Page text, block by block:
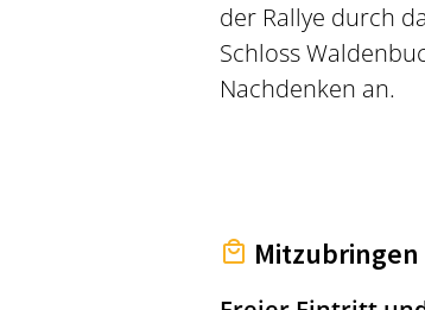
der Rallye durch
Schloss
Nachdenken an.